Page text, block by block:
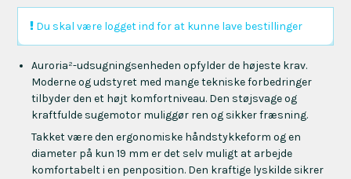
Du skal være logget ind for at kunne lave bestillinger
Auroria²-udsugningsenheden opfylder de højeste krav.
Moderne og udstyret med mange tekniske forbedringer
tilbyder den et højt komfortniveau. Den støjsvage og
kraftfulde sugemotor muliggør ren og sikker fræsning.
Takket være den ergonomiske håndstykkeform og en
diameter på kun 19 mm er det selv muligt at arbejde
komfortabelt i en penposition. Den kraftige lyskilde sikrer